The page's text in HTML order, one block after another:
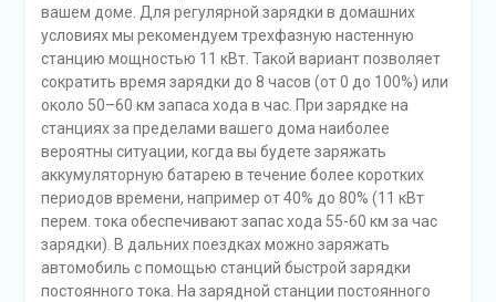
вашем доме. Для регулярной зарядки в домашних
условиях мы рекомендуем трехфазную настенную
станцию мощностью 11 кВт. Такой вариант позволяет
сократить время зарядки до 8 часов (от 0 до 100%) или
около 50–60 км запаса хода в час. При зарядке на
станциях за пределами вашего дома наиболее
вероятны ситуации, когда вы будете заряжать
аккумуляторную батарею в течение более коротких
периодов времени, например от 40% до 80% (11 кВт
перем. тока обеспечивают запас хода 55-60 км за час
зарядки). В дальних поездках можно заряжать
автомобиль с помощью станций быстрой зарядки
постоянного тока. На зарядной станции постоянного